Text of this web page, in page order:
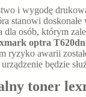
i wygodę
stanowi
dla osób, którym
optra T620dn
ryzyko awarii
będzie
toner